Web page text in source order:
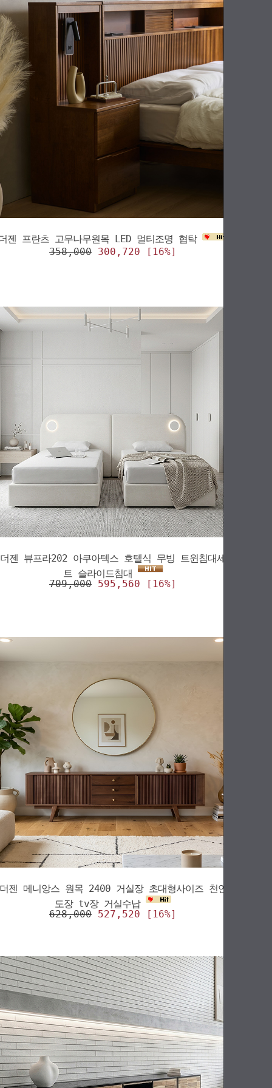
젠 프란츠 고무나무원목 LED 멀티조명 협탁
358,000 300,720 [16%]
더젠 뷰프라202 아쿠아텍스 호텔식 무빙 트윈침대세
트 슬라이드침대
709,000 595,560 [16%]
더젠 메니앙스 원목 2400 거실장 초대형사이즈 천연
도장 tv장 거실수납
628,000 527,520 [16%]